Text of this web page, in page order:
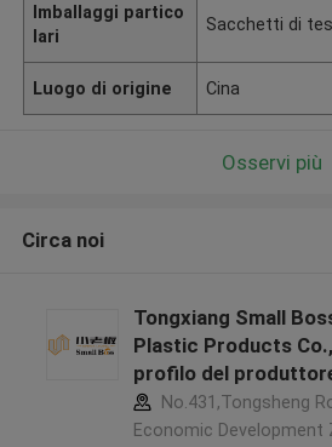
Imballaggi partico
lari
Sacchetti di
Luogo di origine Cina
Osservi più
Circa noi
Tongxiang Small
Plastic Products
profilo del
No.431,Tongsheng
Economic Development